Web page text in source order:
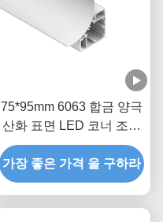
75*95mm 6063 합금 양극
산화 표면 LED 코너 조명
용 알루미늄 엣지 프로파
일
가장 좋은 가격 을 구하라